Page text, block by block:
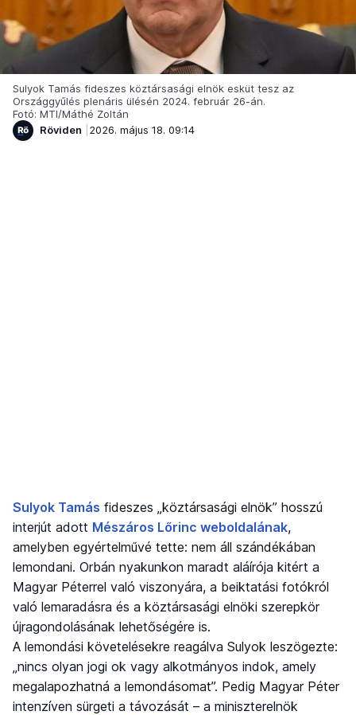
Sulyok Tamás fideszes köztársasági elnök esküt tesz az
Országgyűlés plenáris ülésén 2024. február 26-án.
Fotó: MTI/Máthé Zoltán
Röviden
2026. május 18. 09:14
Sulyok Tamás fideszes „köztársasági elnök” hosszú
interjút adott Mészáros Lőrinc weboldalának,
amelyben egyértelművé tette: nem áll szándékában
lemondani. Orbán nyakunkon maradt aláírója kitért a
Magyar Péterrel való viszonyára, a beiktatási fotókról
való lemaradásra és a köztársasági elnöki szerepkör
újragondolásának lehetőségére is.
A lemondási követelésekre reagálva Sulyok leszögezte:
„nincs olyan jogi ok vagy alkotmányos indok, amely
megalapozhatná a lemondásomat”. Pedig Magyar Péter
intenzíven sürgeti a távozását – a miniszterelnök